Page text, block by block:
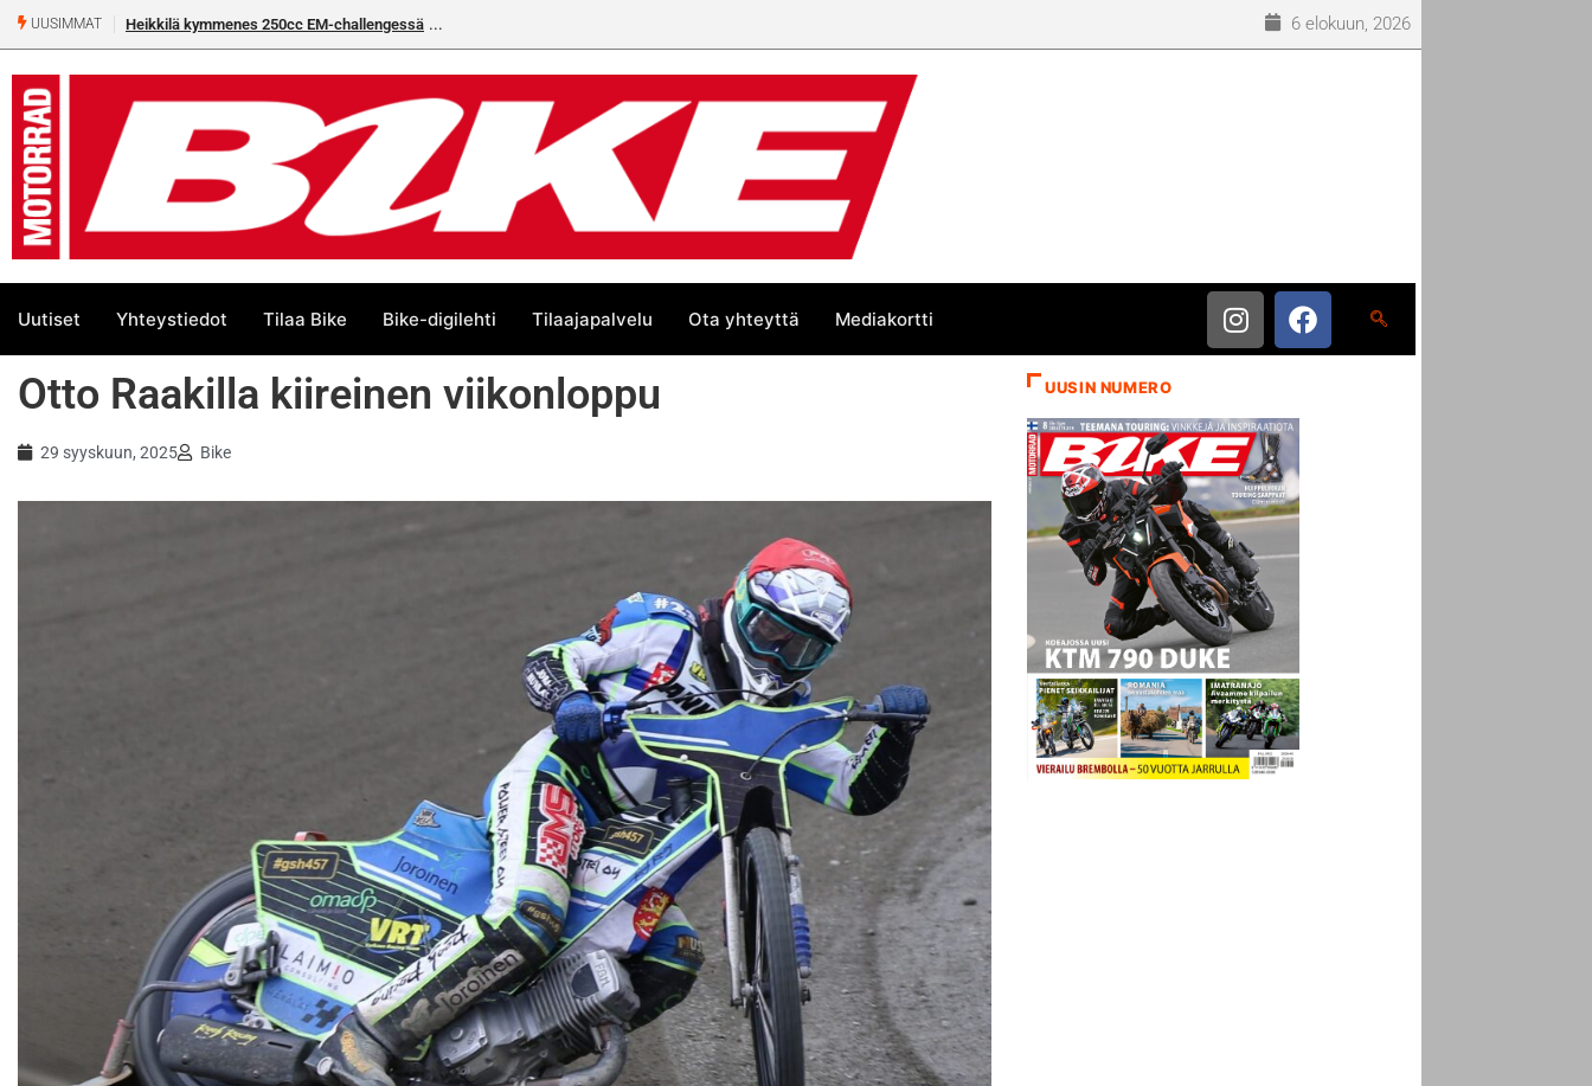
UUSIMMAT Heikkilä kymmenes 250cc EM-challengessä 6 elokuun, 2026
Uutiset Yhteystiedot Tilaa Bike Bike-digilehti Tilaajapalvelu Ota yhteyttä Mediakortti
Otto Raakilla kiireinen viikonloppu
29 syyskuun, 2025 Bike
UUSIN NUMERO